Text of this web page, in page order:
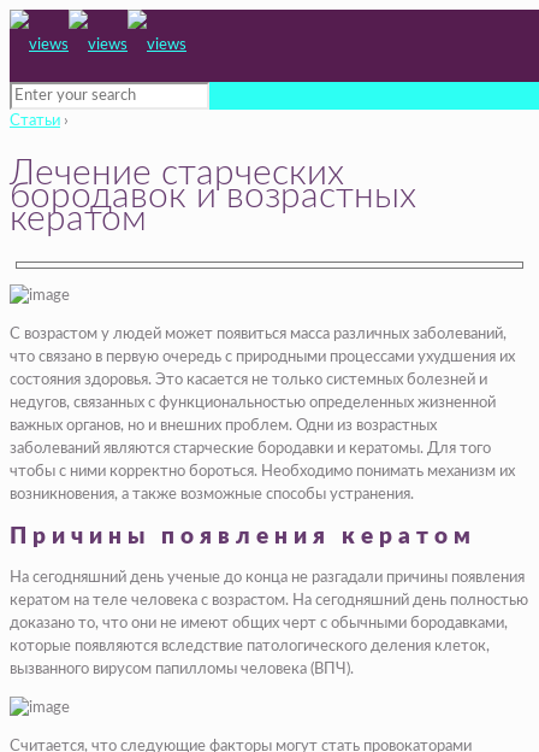
Статьи ›
Лечение старческих
бородавок и возрастных
кератом
С возрастом у людей может появиться масса различных заболеваний,
что связано в первую очередь с природными процессами ухудшения их
состояния здоровья. Это касается не только системных болезней и
недугов, связанных с функциональностью определенных жизненной
важных органов, но и внешних проблем. Одни из возрастных
заболеваний являются старческие бородавки и кератомы. Для того
чтобы с ними корректно бороться. Необходимо понимать механизм их
возникновения, а также возможные способы устранения.
Причины появления кератом
На сегодняшний день ученые до конца не разгадали причины появления
кератом на теле человека с возрастом. На сегодняшний день полностью
доказано то, что они не имеют общих черт с обычными бородавками,
которые появляются вследствие патологического деления клеток,
вызванного вирусом папилломы человека (ВПЧ).
Считается, что следующие факторы могут стать провокаторами